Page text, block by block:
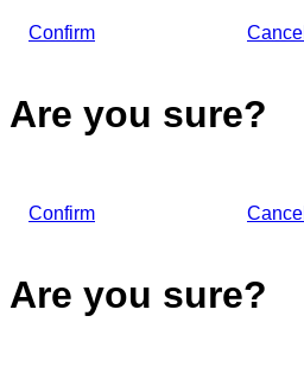
Confirm Cancel
Are you sure?
Confirm Cancel
Are you sure?